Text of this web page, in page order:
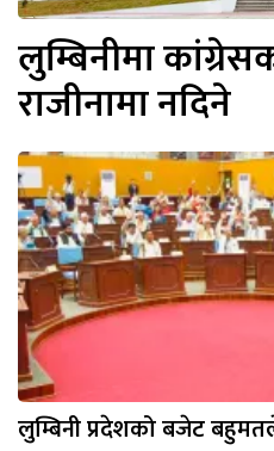
लुम्बिनीमा
राजीनामा नदिने
लुम्बिनी प्रदेशको बजेट